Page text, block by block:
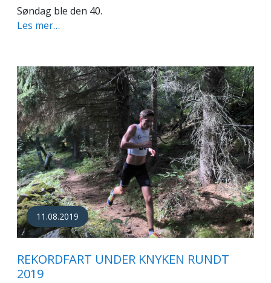
Søndag ble den 40.
Les mer…
11.08.2019
REKORDFART UNDER KNYKEN RUNDT
2019